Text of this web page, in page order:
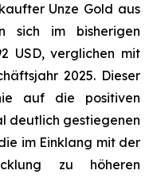
Unze Gold aus
sich im bisherigen
USD, verglichen mit
2025. Dieser
auf die positiven
deutlich gestiegenen
im Einklang mit der
zu höheren